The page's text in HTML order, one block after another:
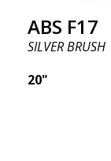
ABS F17
SILVER BRUSH
20"